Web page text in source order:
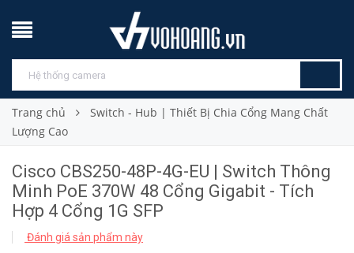
Trang chủ
Switch - Hub | Thiết Bị Chia Cổng Mang Chất
Lượng Cao
Cisco CBS250-48P-4G-EU | Switch Thông
Minh PoE 370W 48 Cổng Gigabit - Tích
Hợp 4 Cổng 1G SFP
Đánh giá sản phẩm này